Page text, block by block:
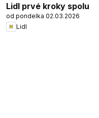
Lidl prvé kroky spolu
od pondelka 02.03.2026
Lidl